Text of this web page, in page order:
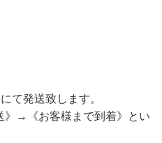
て発送致します。
》→《お客様まで到着》とい